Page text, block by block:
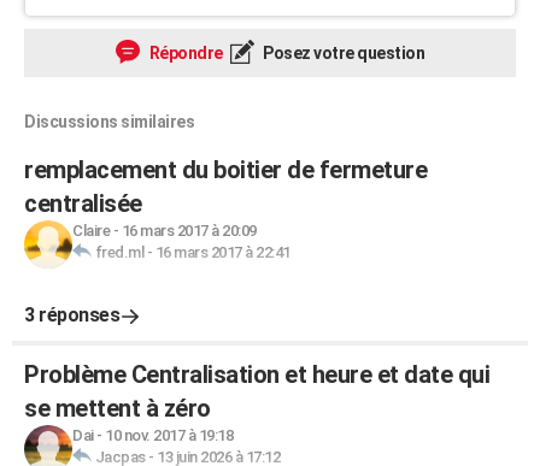
Répondre Posez votre question
Discussions similaires
remplacement du boitier de fermeture
centralisée
Claire- 16 mars 2017 à 20:09
fred.ml - 16 mars 2017 à 22:41
3 réponses
Problème Centralisation et heure et date qui
se mettent à zéro
Dai- 10 nov. 2017 à 19:18
Jacpas- 13 juin 2026 à 17:12